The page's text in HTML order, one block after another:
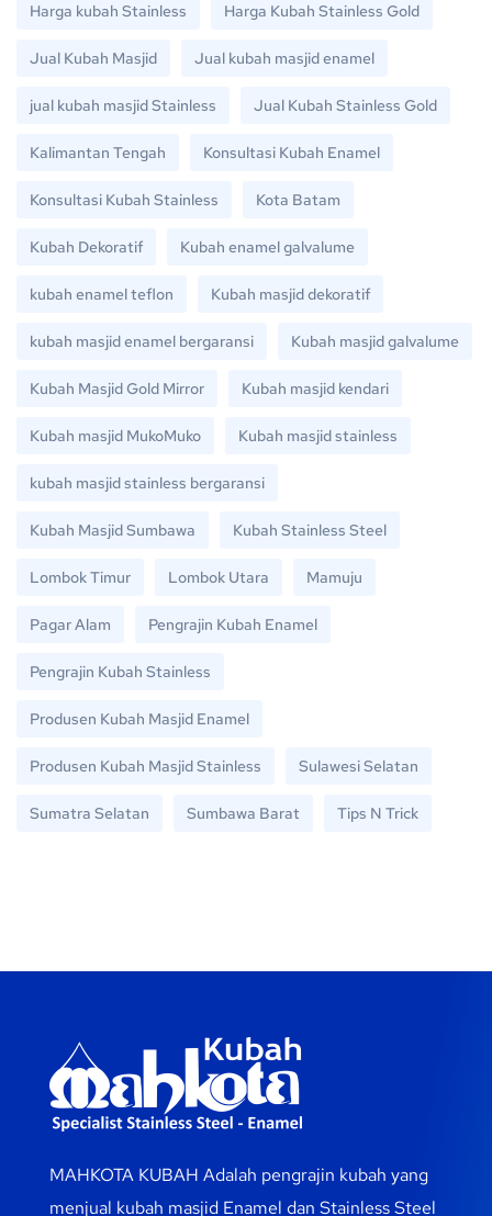
Harga kubah Stainless Harga Kubah Stainless Gold
Jual Kubah Masjid Jual kubah masjid enamel
jual kubah masjid Stainless Jual Kubah Stainless Gold
Kalimantan Tengah Konsultasi Kubah Enamel
Konsultasi Kubah Stainless Kota Batam
Kubah Dekoratif Kubah enamel galvalume
kubah enamel teflon Kubah masjid dekoratif
kubah masjid enamel bergaransi Kubah masjid galvalume
Kubah Masjid Gold Mirror Kubah masjid kendari
Kubah masjid MukoMuko Kubah masjid stainless
kubah masjid stainless bergaransi
Kubah Masjid Sumbawa Kubah Stainless Steel
Lombok Timur Lombok Utara Mamuju
Pagar Alam Pengrajin Kubah Enamel
Pengrajin Kubah Stainless
Produsen Kubah Masjid Enamel
Produsen Kubah Masjid Stainless Sulawesi Selatan
Sumatra Selatan Sumbawa Barat Tips N Trick
MAHKOTA KUBAH Adalah pengrajin kubah yang
menjual kubah masjid Enamel dan Stainless Steel